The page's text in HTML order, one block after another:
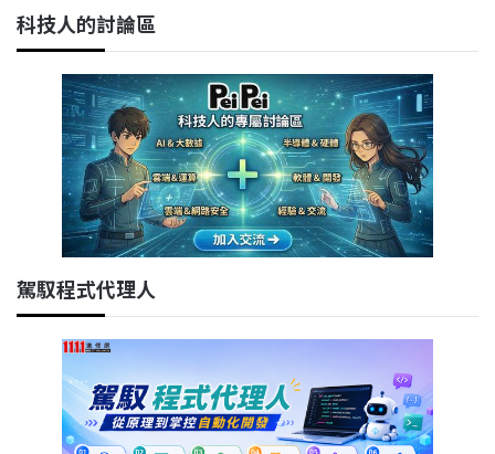
科技人的討論區
駕馭程式代理人